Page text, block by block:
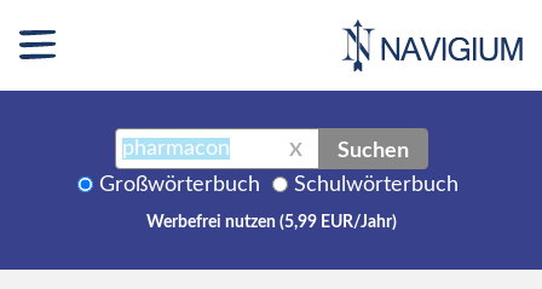
X Suchen
Großwörterbuch Schulwörterbuch
Werbefrei nutzen (5,99 EUR/Jahr)